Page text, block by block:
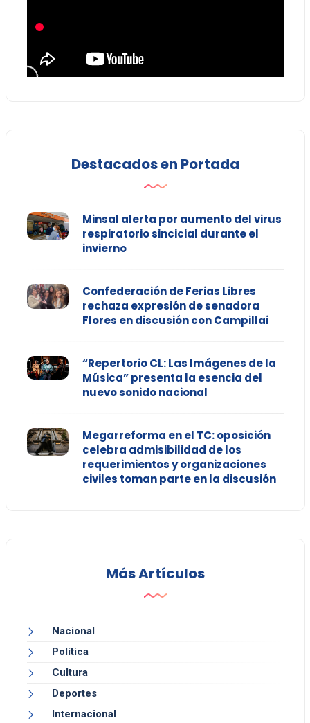
Destacados en Portada
Minsal alerta por aumento del virus
respiratorio sincicial durante el
invierno
Confederación de Ferias Libres
rechaza expresión de senadora
Flores en discusión con Campillai
“Repertorio CL: Las Imágenes de la
Música” presenta la esencia del
nuevo sonido nacional
Megarreforma en el TC: oposición
celebra admisibilidad de los
requerimientos y organizaciones
civiles toman parte en la discusión
Más Artículos
Nacional
Política
Cultura
Deportes
Internacional